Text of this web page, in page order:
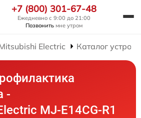
+7 (800) 301-67-48
Ежедневно с 9:00 до 21:00
Позвонить мне утром
Electric Каталог
-
MJ-E14CG-R1